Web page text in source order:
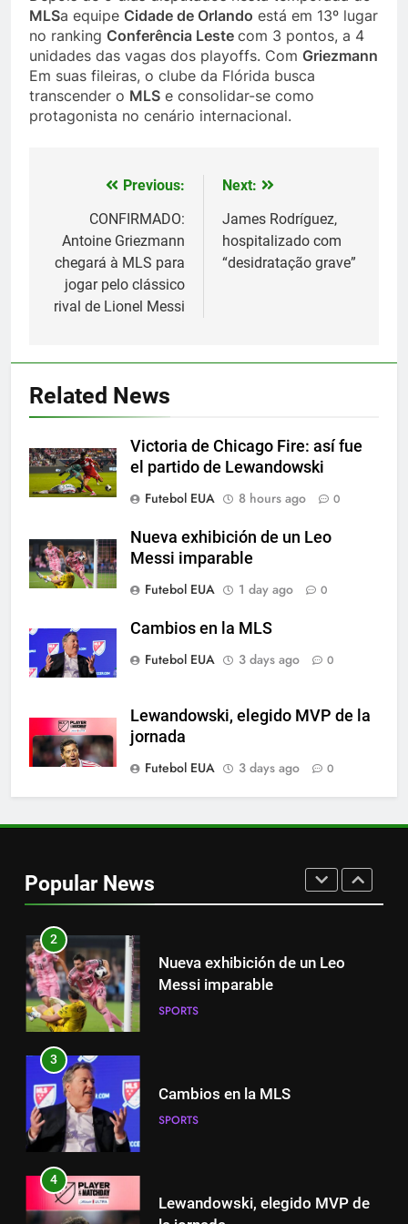
MLSa equipe Cidade de Orlando está em 13º lugar
no ranking Conferência Leste com 3 pontos, a 4
unidades das vagas dos playoffs. Com Griezmann
Em suas fileiras, o clube da Flórida busca
transcender o MLS e consolidar-se como
protagonista no cenário internacional.
navigation
Previous:
CONFIRMADO:
Antoine Griezmann
chegará à MLS para
jogar pelo clássico
rival de Lionel Messi
Next:
James Rodríguez,
hospitalizado com
“desidratação grave”
Related News
Victoria de Chicago Fire: así fue
el partido de Lewandowski
Futebol EUA
8 hours ago 0
Nueva exhibición de un Leo
Messi imparable
Futebol EUA
1 day ago 0
Cambios en la MLS
Futebol EUA
3 days ago 0
Lewandowski, elegido MVP de la
jornada
Futebol EUA
3 days ago 0
Popular News
Histórico: a MLS baixa as
6
é conhecida
SPORTS
7
Exibição: duas assistências de
Leo Messi e hat-trick de Luis
SPORTS
Austin dispensa sua equipe
espanhola
SPORTS
el partido de Lewandowski
2
Nueva exhibición de un Leo
Messi imparable
SPORTS
3
Cambios en la MLS
SPORTS
4
Lewandowski, elegido MVP de